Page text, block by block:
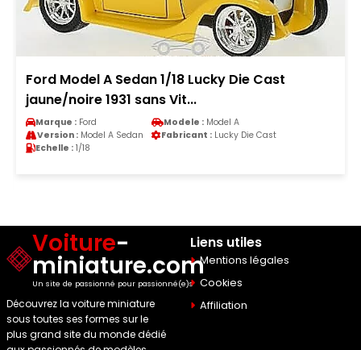
Ford Model A Sedan 1/18 Lucky Die Cast
jaune/noire 1931 sans Vit...
Marque : Ford Modele : Model A
Version : Model A Sedan Fabricant : Lucky Die Cast
Echelle : 1/18
Voiture-
miniature.com
Un site de passionné pour passionné(e)s
Découvrez la voiture miniature
sous toutes ses formes sur le
plus grand site du monde dédié
Liens utiles
Mentions légales
Cookies
Affiliation